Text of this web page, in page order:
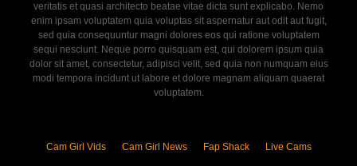
veritatis et quasi architecto beatae vitae dicta sunt explicabo. Nemo
enim ipsam voluptatem quia voluptas sit aspernatur aut odit aut fugit,
sed quia consequuntur magni dolores eos qui ratione voluptatem
sequi nesciunt. Neque porro quisquam est, qui dolorem ipsum quia
dolor sit amet, consectetur, adipisci velit, sed quia non numquam eius
modi tempora incidunt ut labore et dolore magnam aliquam quaerat
voluptatem.
Cam Girl Vids Cam Girl News Fap Shack Live Cams